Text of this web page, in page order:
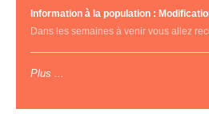
Information à la population :
Dans les semaines à venir vous allez
Plus ...